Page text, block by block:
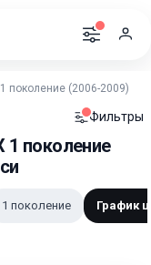
1 поколение (2006-2009)
Фильтры
1 поколение
1 поколение График